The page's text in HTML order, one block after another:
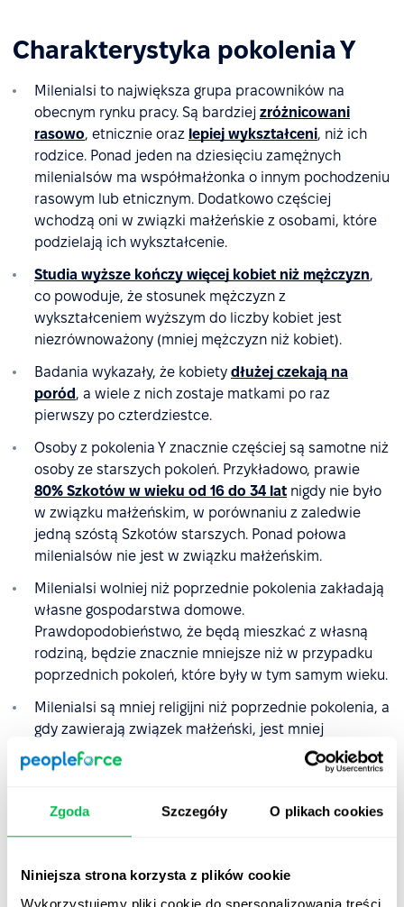
Zgoda Szczegóły O plikach cookies
Niniejsza strona korzysta z plików cookie
Wykorzystujemy pliki cookie do spersonalizowania treści
Charakterystyka pokolenia Y
Milenialsi to największa grupa pracowników na
obecnym rynku pracy. Są bardziej zróżnicowani
rasowo, etnicznie oraz lepiej wykształceni, niż ich
rodzice. Ponad jeden na dziesięciu zamężnych
milenialsów ma współmałżonka o innym pochodzeniu
rasowym lub etnicznym. Dodatkowo częściej
wchodzą oni w związki małżeńskie z osobami, które
podzielają ich wykształcenie.
Studia wyższe kończy więcej kobiet niż mężczyzn,
co powoduje, że stosunek mężczyzn z
wykształceniem wyższym do liczby kobiet jest
niezrównoważony (mniej mężczyzn niż kobiet).
Badania wykazały, że kobiety dłużej czekają na
poród , a wiele z nich zostaje matkami po raz
pierwszy po czterdziestce.
Osoby z pokolenia Y znacznie częściej są samotne niż
osoby ze starszych pokoleń. Przykładowo, prawie
80% Szkotów w wieku od 16 do 34 lat nigdy nie było
w związku małżeńskim, w porównaniu z zaledwie
jedną szóstą Szkotów starszych. Ponad połowa
milenialsów nie jest w związku małżeńskim.
Milenialsi wolniej niż poprzednie pokolenia zakładają
własne gospodarstwa domowe.
Prawdopodobieństwo, że będą mieszkać z własną
rodziną, będzie znacznie mniejsze niż w przypadku
poprzednich pokoleń, które były w tym samym wieku.
Milenialsi są mniej religijni niż poprzednie pokolenia, a
gdy zawierają związek małżeński, jest mniej
prawdopodobne, że będzie to ślub kościelny.
USA 40% pokolenia milenialsów weszło w interakcję z
zmian klimatycznych. Dla porównania w